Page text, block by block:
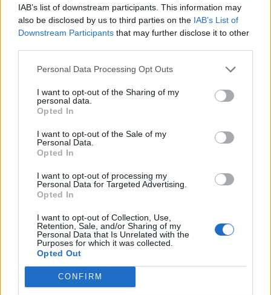
IAB’s list of downstream participants. This information may
also be disclosed by us to third parties on the IAB’s List of
Downstream Participants that may further disclose it to other
Personal Data Processing Opt Outs
I want to opt-out of the Sharing of my
personal data.
Opted In
I want to opt-out of the Sale of my
Personal Data.
Opted In
I want to opt-out of processing my
Personal Data for Targeted Advertising.
Opted In
I want to opt-out of Collection, Use,
Retention, Sale, and/or Sharing of my
Personal Data that Is Unrelated with the
Purposes for which it was collected.
Opted Out
CONFIRM
AFVR: Cartão Branco destaca
Mondinense – Pedras
Salgadas
Árbitro da AF Bragança
Reciclagem e Avaliação da
Últimas notícias